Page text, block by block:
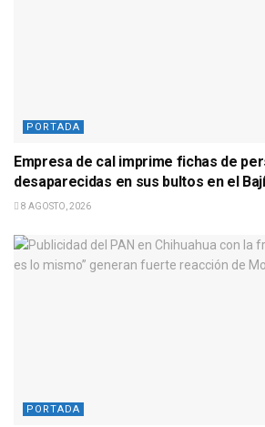
PORTADA
Empresa de cal imprime fichas de
desaparecidas en sus bultos en el
8 AGOSTO, 2026
PORTADA